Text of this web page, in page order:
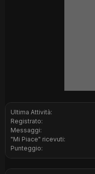
Ultima Attività:
Registrato:
Messaggi:
"Mi Piace" ricevuti:
Punteggio: